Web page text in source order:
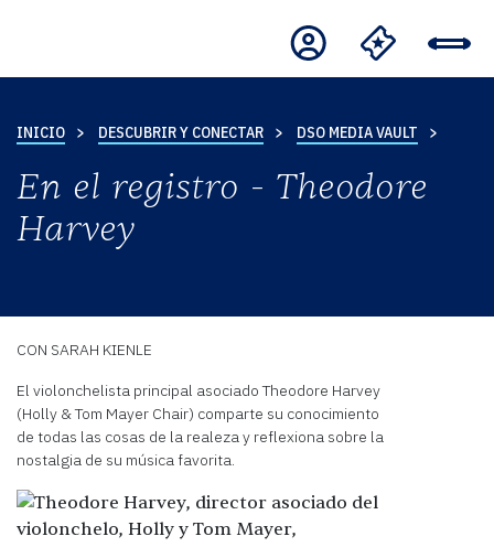
INICIO DESCUBRIR Y CONECTAR DSO MEDIA VAULT
En el registro - Theodore
Harvey
CON SARAH KIENLE
El violonchelista principal asociado Theodore Harvey
(Holly & Tom Mayer Chair) comparte su conocimiento
de todas las cosas de la realeza y reflexiona sobre la
nostalgia de su música favorita.